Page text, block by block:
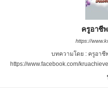
ครูอาชี
https://
บทความโดย : ครูอา
https://www.facebook.com/